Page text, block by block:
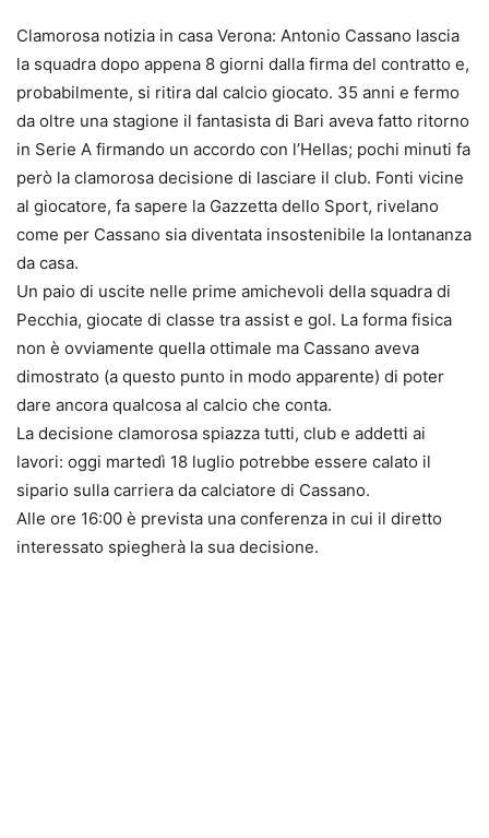
Clamorosa notizia in casa Verona: Antonio Cassano lascia
la squadra dopo appena 8 giorni dalla firma del contratto e,
probabilmente, si ritira dal calcio giocato. 35 anni e fermo
da oltre una stagione il fantasista di Bari aveva fatto ritorno
in Serie A firmando un accordo con l’Hellas; pochi minuti fa
però la clamorosa decisione di lasciare il club. Fonti vicine
al giocatore, fa sapere la Gazzetta dello Sport, rivelano
come per Cassano sia diventata insostenibile la lontananza
da casa.
Un paio di uscite nelle prime amichevoli della squadra di
Pecchia, giocate di classe tra assist e gol. La forma fisica
non è ovviamente quella ottimale ma Cassano aveva
dimostrato (a questo punto in modo apparente) di poter
dare ancora qualcosa al calcio che conta.
La decisione clamorosa spiazza tutti, club e addetti ai
lavori: oggi martedì 18 luglio potrebbe essere calato il
sipario sulla carriera da calciatore di Cassano.
Alle ore 16:00 è prevista una conferenza in cui il diretto
interessato spiegherà la sua decisione.